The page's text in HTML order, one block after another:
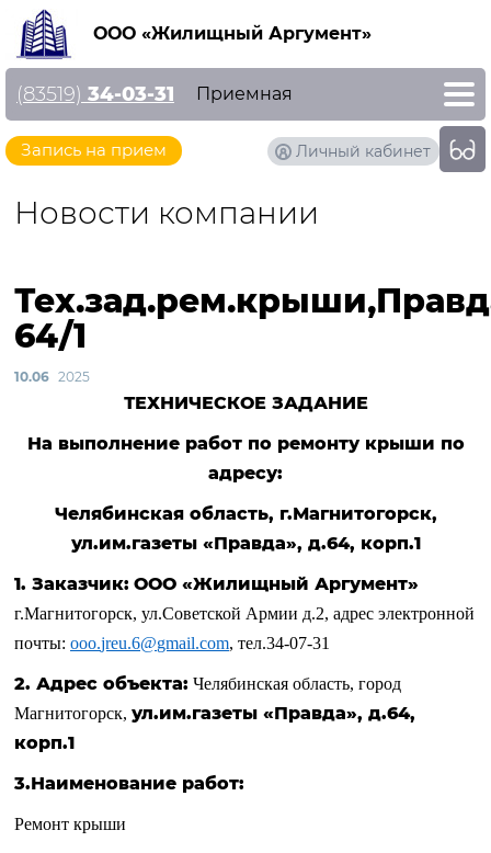
ООО «Жилищный Аргумент»
Запись на прием
(83519) 34-03-31 Приемная
Личный кабинет
Новости компании
64/1
10.06 2025
ТЕХНИЧЕСКОЕ ЗАДАНИЕ
На выполнение работ по ремонту крыши по
адресу:
Челябинская область, г.Магнитогорск,
ул.им.газеты «Правда», д.64, корп.1
1. Заказчик: ООО «Жилищный Аргумент»
г.Магнитогорск, ул.Советской Армии д.2, адрес электронной
почты: ooo.jreu.6@gmail.com, тел.34-07-31
2. Адрес объекта: Челябинская область, город
Магнитогорск, ул.им.газеты «Правда», д.64,
корп.1
3.Наименование работ:
Ремонт крыши